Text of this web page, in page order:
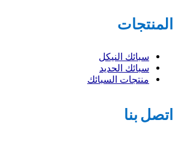
المنتجات
سبائك النيكل
سبائك الحديد
منتجات السبائك
اتصل بنا